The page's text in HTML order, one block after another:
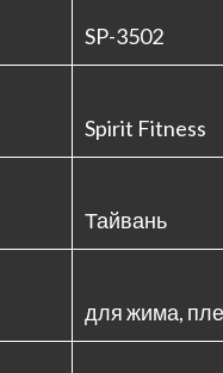
SP-3502
Spirit Fitness
Тайвань
для жима,